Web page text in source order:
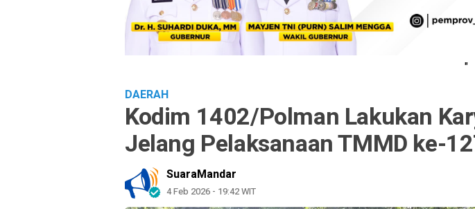
"
DAERAH
Kodim 1402/Polman Lakukan
Jelang Pelaksanaan TMMD ke-
SuaraMandar
4 Feb 2026 - 19:42 WIT